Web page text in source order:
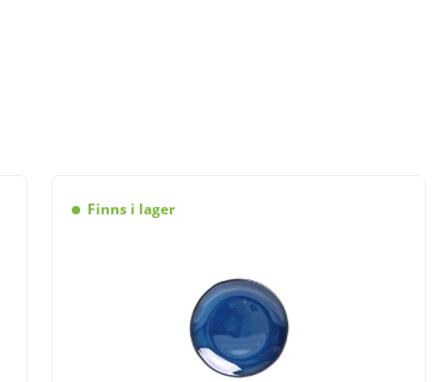
Finns i lager